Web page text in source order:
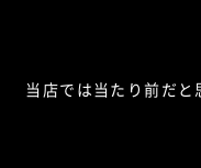
当店では当たり前だ